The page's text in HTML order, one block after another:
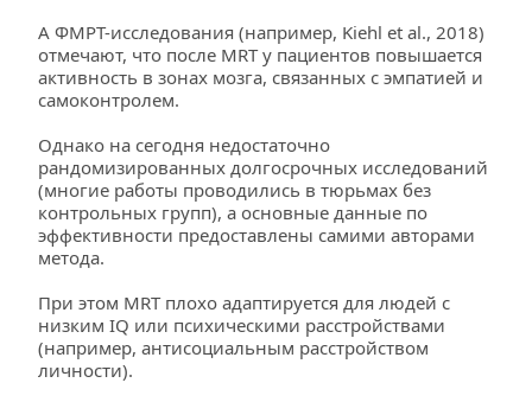
А ФМРТ-исследования (например, Kiehl et al., 2018)
отмечают, что после MRT у пациентов повышается
активность в зонах мозга, связанных с эмпатией и
самоконтролем.
Однако на сегодня недостаточно
рандомизированных долгосрочных исследований
(многие работы проводились в тюрьмах без
контрольных групп), а основные данные по
эффективности предоставлены самими авторами
метода.
При этом MRT плохо адаптируется для людей с
низким IQ или психическими расстройствами
(например, антисоциальным расстройством
личности).